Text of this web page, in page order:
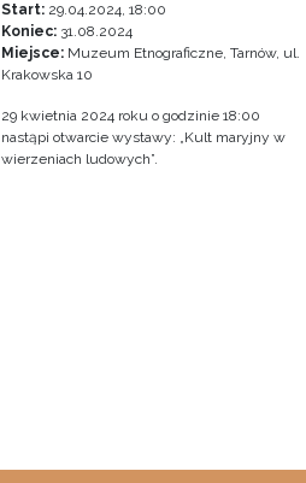
Start:29.04.2024, 18:00
Koniec:31.08.2024
Miejsce:Muzeum Etnograficzne, Tarnów, ul.
Krakowska 10
29 kwietnia 2024 roku o godzinie 18:00
nastąpi otwarcie wystawy: „Kult maryjny w
wierzeniach ludowych”.